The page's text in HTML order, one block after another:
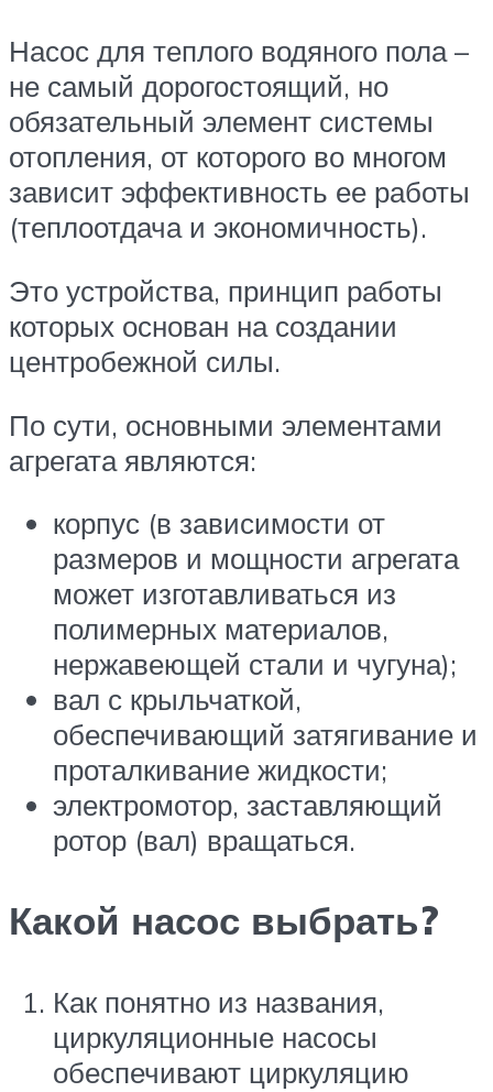
Насос для теплого водяного пола –
не самый дорогостоящий, но
обязательный элемент системы
отопления, от которого во многом
зависит эффективность ее работы
(теплоотдача и экономичность).
Это устройства, принцип работы
которых основан на создании
центробежной силы.
По сути, основными элементами
агрегата являются:
корпус (в зависимости от
размеров и мощности агрегата
может изготавливаться из
полимерных материалов,
нержавеющей стали и чугуна);
вал с крыльчаткой,
обеспечивающий затягивание и
проталкивание жидкости;
электромотор, заставляющий
ротор (вал) вращаться.
Какой насос выбрать?
Как понятно из названия,
циркуляционные насосы
обеспечивают циркуляцию